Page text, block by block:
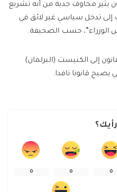
يثير مخاوف جدية من أنه تشريع
تدخل سياسي غير لائق في
الوزراء”، حسب الصحيفة.
إلى الكنيست (البرلمان)
قانونا نافدا.
0
0
0